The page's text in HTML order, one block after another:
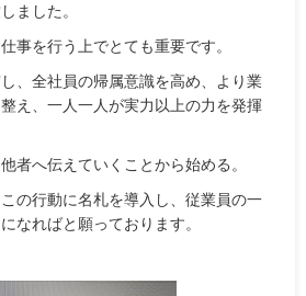
ました。
事を行う上でとても重要です。
、全社員の帰属意識を高め、より業
え、一人一人が実力以上の力を発揮
者へ伝えていくことから始める。
の行動に名札を導入し、従業員の一
なればと願っております。